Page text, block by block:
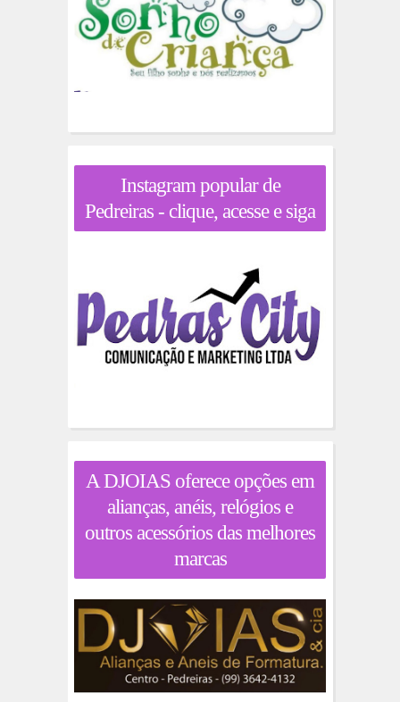
Instagram popular de
Pedreiras - clique, acesse e siga
A DJOIAS oferece opções em
alianças, anéis, relógios e
outros acessórios das melhores
marcas